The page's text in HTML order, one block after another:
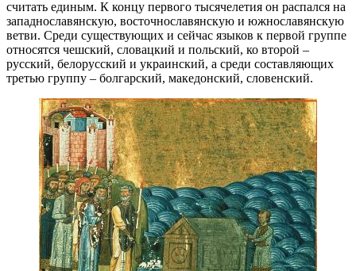
считать единым. К концу первого тысячелетия он распался на
западнославянскую, восточнославянскую и южнославянскую
ветви. Среди существующих и сейчас языков к первой группе
относятся чешский, словацкий и польский, ко второй –
русский, белорусский и украинский, а среди составляющих
третью группу – болгарский, македонский, словенский.